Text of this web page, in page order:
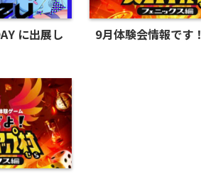
に出展し
9月体験会情報です！